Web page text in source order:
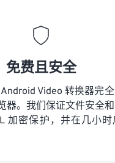
免费且安全
Video 转换器完
器。我们保证文件安全
加密保护，并在几小时